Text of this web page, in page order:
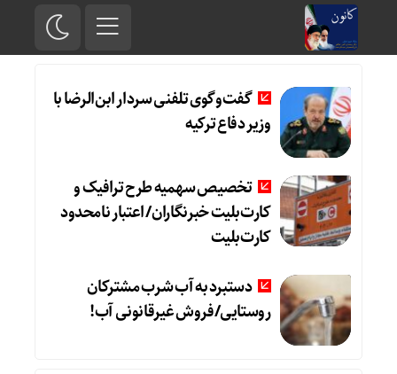
گفت‌وگوی تلفنی سردار ابن‌الرضا با
وزیر دفاع ترکیه
تخصیص سهمیه طرح ترافیک و
کارت‌بلیت خبرنگاران/ اعتبار نامحدود
کارت‌بلیت
دستبرد به آب شرب مشترکان
روستایی/فروش غیرقانونی آب!